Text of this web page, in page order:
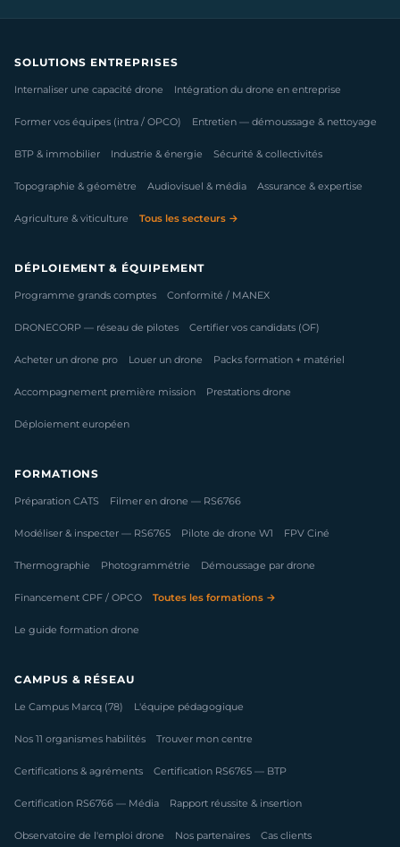
SOLUTIONS ENTREPRISES
Internaliser une capacité drone Intégration du drone en entreprise
Former vos équipes (intra / OPCO) Entretien — démoussage & nettoyage
BTP & immobilier Industrie & énergie Sécurité & collectivités
Topographie & géomètre Audiovisuel & média Assurance & expertise
Agriculture & viticulture Tous les secteurs →
DÉPLOIEMENT & ÉQUIPEMENT
Programme grands comptes Conformité / MANEX
DRONECORP — réseau de pilotes Certifier vos candidats (OF)
Acheter un drone pro Louer un drone Packs formation + matériel
Accompagnement première mission Prestations drone
Déploiement européen
FORMATIONS
Préparation CATS Filmer en drone — RS6766
Modéliser & inspecter — RS6765 Pilote de drone W1 FPV Ciné
Thermographie Photogrammétrie Démoussage par drone
Financement CPF / OPCO Toutes les formations →
Le guide formation drone
CAMPUS & RÉSEAU
Le Campus Marcq (78) L'équipe pédagogique
Nos 11 organismes habilités Trouver mon centre
Certifications & agréments Certification RS6765 — BTP
Certification RS6766 — Média Rapport réussite & insertion
Observatoire de l'emploi drone Nos partenaires Cas clients